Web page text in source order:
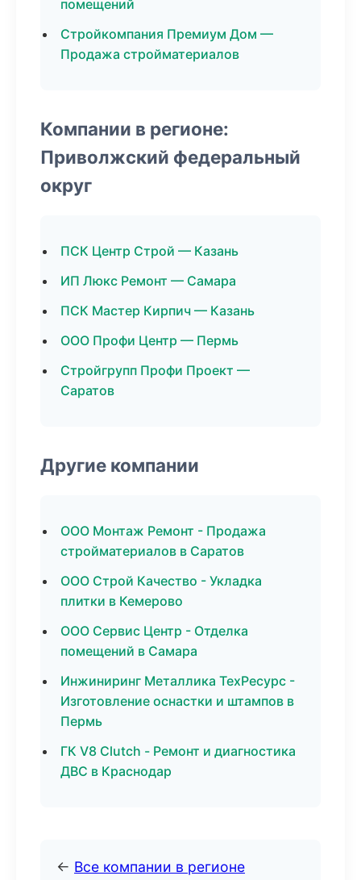
помещений
Стройкомпания Премиум Дом —
Продажа стройматериалов
Компании в регионе:
Приволжский федеральный
округ
ПСК Центр Строй — Казань
ИП Люкс Ремонт — Самара
ПСК Мастер Кирпич — Казань
ООО Профи Центр — Пермь
Стройгрупп Профи Проект —
Саратов
Другие компании
ООО Монтаж Ремонт - Продажа
стройматериалов в Саратов
ООО Строй Качество - Укладка
плитки в Кемерово
ООО Сервис Центр - Отделка
помещений в Самара
Инжиниринг Металлика ТехРесурс -
Изготовление оснастки и штампов в
Пермь
ГК V8 Clutch - Ремонт и диагностика
ДВС в Краснодар
← Все компании в регионе